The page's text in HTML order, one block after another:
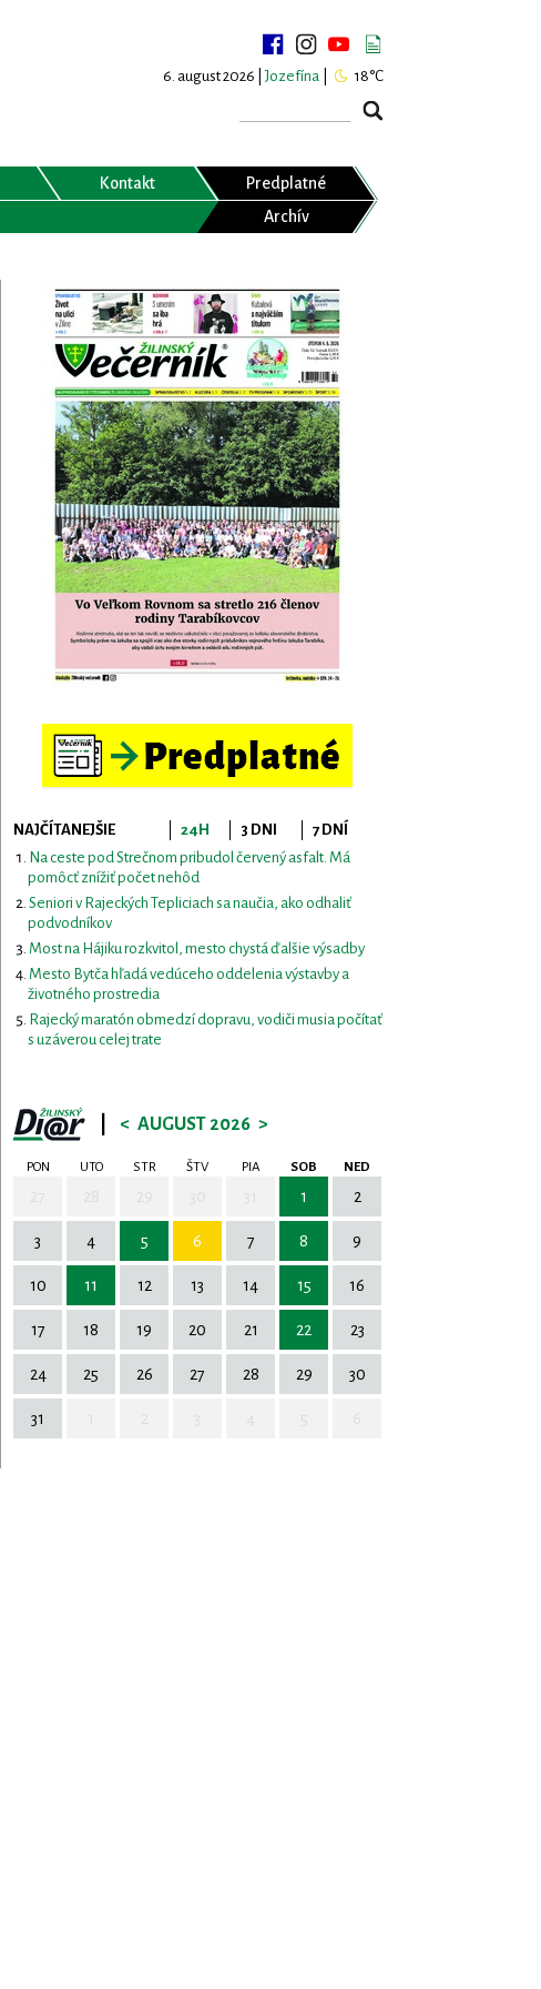
6. august 2026 | Jozefína 18°C
Kontakt
Predplatné
Archív
NAJČÍTANEJŠIE 24H 3 DNI
7 DNÍ
Na ceste pod Strečnom pribudol červený asfalt. Má
pomôcť znížiť počet nehôd
Seniori v Rajeckých Tepliciach sa naučia, ako odhaliť
podvodníkov
Most na Hájiku rozkvitol, mesto chystá ďalšie výsadby
Mesto Bytča hľadá vedúceho oddelenia výstavby a
životného prostredia
Rajecký maratón obmedzí dopravu, vodiči musia počítať
s uzáverou celej trate
< AUGUST 2026 >
PON UTO STR ŠTV PIA SOB NED
1 2
3 4 5 6 7 8 9
10 11 12 13 14 15 16
17 18 19 20 21 22 23
24 25 26 27 28 29 30
31